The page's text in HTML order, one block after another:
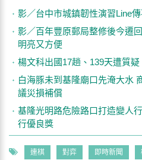
影／台中市城鎮韌性演習Line
影／百年豐原郵局整修後今遷
明亮又方便
楊文科出國17趟、139天遭質
白海豚未到基隆廟口先淹大水
議災損補償
基隆光明路危險路口打造變人
行優良獎
連棋 對弈 即時新聞